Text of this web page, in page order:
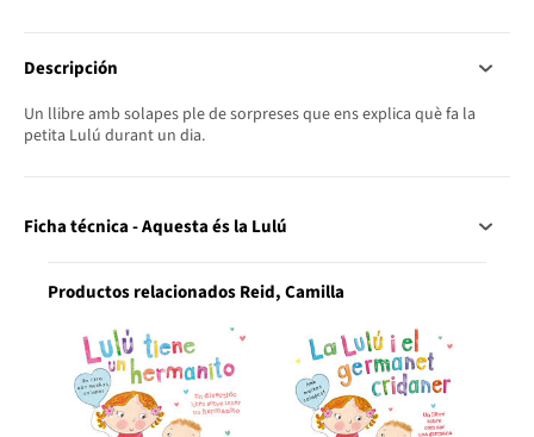
Descripción
Un llibre amb solapes ple de sorpreses que ens explica què fa la
petita Lulú durant un dia.
Ficha técnica - Aquesta és la Lulú
Productos relacionados Reid, Camilla